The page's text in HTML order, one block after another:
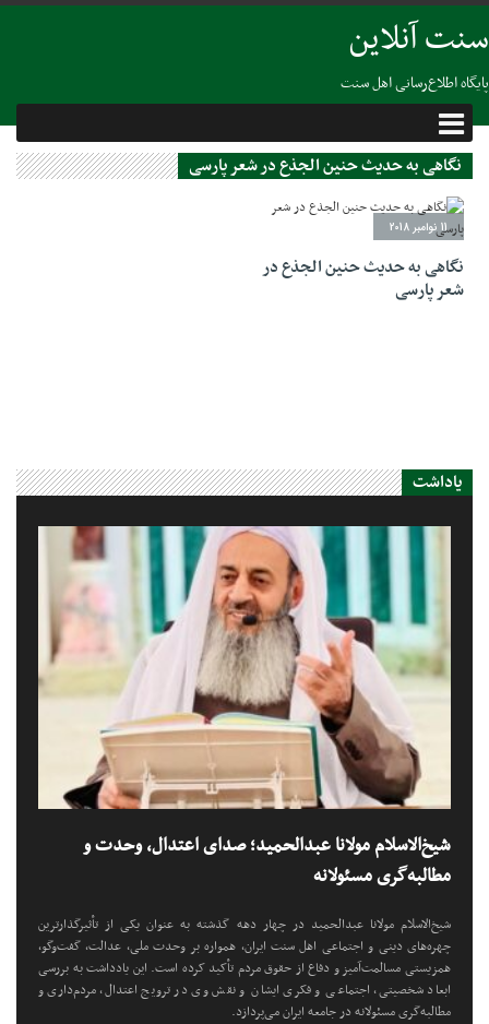
سنت آنلاین
پایگاه اطلاع‌رسانی اهل سنت
نگاهی به حدیث حنین الجذع در شعر پارسی
11 نوامبر 2018
نگاهی به حدیث حنین الجذع در
شعر پارسی
یاداشت
شیخ‌الاسلام مولانا عبدالحمید؛ صدای اعتدال، وحدت و
مطالبه‌گری مسئولانه
شیخ‌الاسلام مولانا عبدالحمید در چهار دهه گذشته به عنوان یکی از تأثیرگذارترین
چهره‌های دینی و اجتماعی اهل سنت ایران، همواره بر وحدت ملی، عدالت، گفت‌وگو،
همزیستی مسالمت‌آمیز و دفاع از حقوق مردم تأکید کرده است. این یادداشت به بررسی
ابعاد شخصیتی، اجتماعی و فکری ایشان و نقش وی در ترویج اعتدال، مردم‌داری و
مطالبه‌گری مسئولانه در جامعه ایران می‌پردازد.